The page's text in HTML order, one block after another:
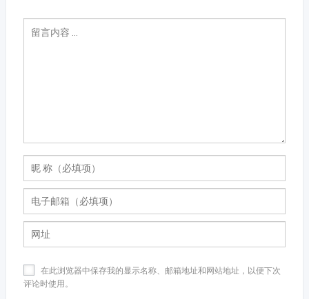
在此浏览器中保存我的显示名称、邮箱地址和网站地址，以便下次
评论时使用。